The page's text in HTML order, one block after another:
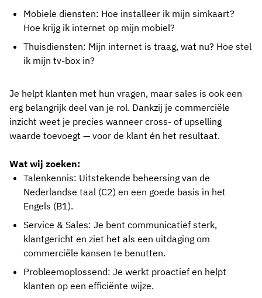
Mobiele diensten: Hoe installeer ik mijn simkaart?
Hoe krijg ik internet op mijn mobiel?
Thuisdiensten: Mijn internet is traag, wat nu? Hoe stel
ik mijn tv-box in?
Je helpt klanten met hun vragen, maar sales is ook een
erg belangrijk deel van je rol. Dankzij je commerciële
inzicht weet je precies wanneer cross- of upselling
waarde toevoegt — voor de klant én het resultaat.
Wat wij zoeken:
Talenkennis: Uitstekende beheersing van de
Nederlandse taal (C2) en een goede basis in het
Engels (B1).
Service & Sales: Je bent communicatief sterk,
klantgericht en ziet het als een uitdaging om
commerciële kansen te benutten.
Probleemoplossend: Je werkt proactief en helpt
klanten op een efficiënte wijze.